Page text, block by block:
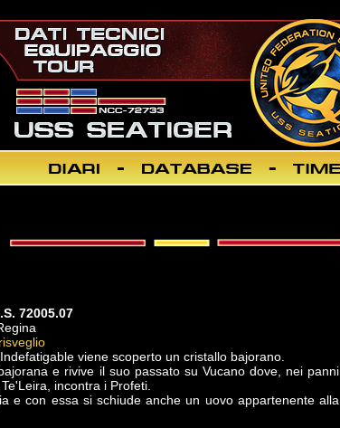
72005.07
viene scoperto un cristallo bajorano.
e rivive il suo passato su Vucano dove, nei panni
incontra i Profeti.
e con essa si schiude anche un uovo appartenente alla